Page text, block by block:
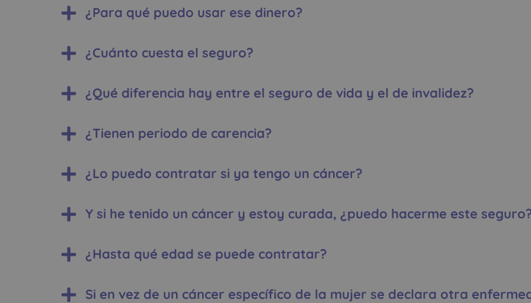
¿Para qué puedo usar ese dinero?
¿Cuánto cuesta el seguro?
¿Qué diferencia hay entre el seguro de vida y el de invalidez?
¿Tienen periodo de carencia?
¿Lo puedo contratar si ya tengo un cáncer?
Y si he tenido un cáncer y estoy curada, ¿puedo hacerme este
¿Hasta qué edad se puede contratar?
Si en vez de un cáncer específico de la mujer se declara otra